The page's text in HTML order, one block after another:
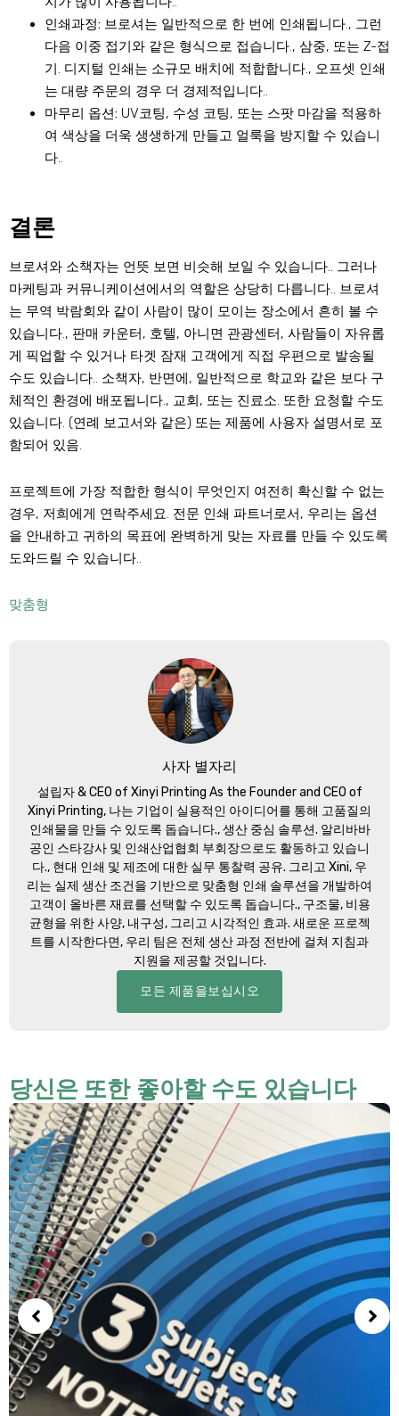
인쇄과정: 브로셔는 일반적으로 한 번에 인쇄됩니다., 그런
다음 이중 접기와 같은 형식으로 접습니다., 삼중, 또는 Z-접
기. 디지털 인쇄는 소규모 배치에 적합합니다., 오프셋 인쇄
는 대량 주문의 경우 더 경제적입니다..
마무리 옵션: UV코팅, 수성 코팅, 또는 스팟 마감을 적용하
여 색상을 더욱 생생하게 만들고 얼룩을 방지할 수 있습니
다..
결론
브로셔와 소책자는 언뜻 보면 비슷해 보일 수 있습니다.. 그러나
마케팅과 커뮤니케이션에서의 역할은 상당히 다릅니다.. 브로셔
는 무역 박람회와 같이 사람이 많이 모이는 장소에서 흔히 볼 수
있습니다., 판매 카운터, 호텔, 아니면 관광센터, 사람들이 자유롭
게 픽업할 수 있거나 타겟 잠재 고객에게 직접 우편으로 발송될
수도 있습니다.. 소책자, 반면에, 일반적으로 학교와 같은 보다 구
체적인 환경에 배포됩니다., 교회, 또는 진료소. 또한 요청할 수도
있습니다. (연례 보고서와 같은) 또는 제품에 사용자 설명서로 포
함되어 있음.
프로젝트에 가장 적합한 형식이 무엇인지 여전히 확신할 수 없는
경우, 저희에게 연락주세요. 전문 인쇄 파트너로서, 우리는 옵션
을 안내하고 귀하의 목표에 완벽하게 맞는 자료를 만들 수 있도록
도와드릴 수 있습니다..
맞춤형
사자 별자리
설립자 &CEO of Xinyi Printing As the Founder and CEO of
Xinyi Printing, 나는 기업이 실용적인 아이디어를 통해 고품질의
인쇄물을 만들 수 있도록 돕습니다., 생산 중심 솔루션. 알리바바
공인 스타강사 및 인쇄산업협회 부회장으로도 활동하고 있습니
다., 현대 인쇄 및 제조에 대한 실무 통찰력 공유. 그리고 Xini, 우
리는 실제 생산 조건을 기반으로 맞춤형 인쇄 솔루션을 개발하여
고객이 올바른 재료를 선택할 수 있도록 돕습니다., 구조물, 비용
균형을 위한 사양, 내구성, 그리고 시각적인 효과. 새로운 프로젝
트를 시작한다면, 우리 팀은 전체 생산 과정 전반에 걸쳐 지침과
지원을 제공할 것입니다.
모든 제품을보십시오
당신은 또한 좋아할 수도 있습니다